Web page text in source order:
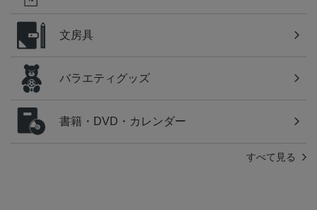
文房具
バラエティグッズ
書籍・DVD・カレンダー
すべて見る